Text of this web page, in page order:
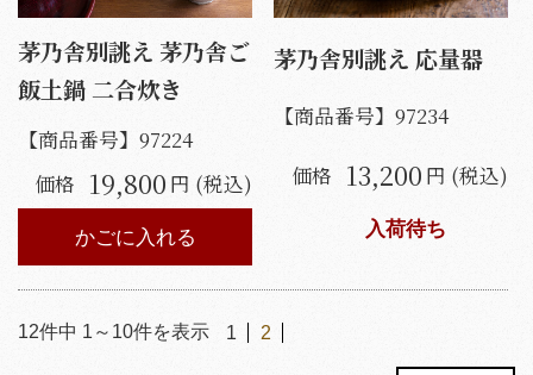
茅乃舎別誂え 茅乃舎ご
飯土鍋 二合炊き
【商品番号】 97224
価格 19,800 円 (税込)
かごに入れる
茅乃舎別誂え 応量器
【商品番号】97234
価格 13,200 円 (税込)
入荷待ち
12件中 1 ～ 10件を表示 1 2